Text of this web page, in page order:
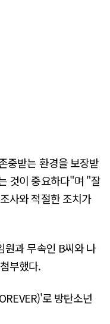
중받는 환경을 보장받
것이 중요하다"며 "잘
사와 적절한 조치가
원과 무속인 B씨와 나
부했다.
로 방탄소년